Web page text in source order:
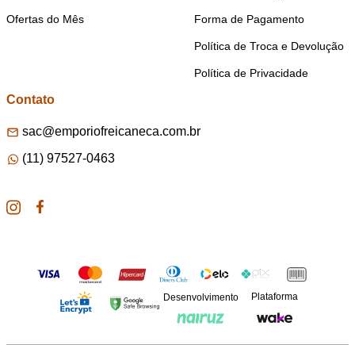
Ofertas do Mês Forma de Pagamento
Política de Troca e Devolução
Política de Privacidade
Contato
sac@emporiofreicaneca.com.br
(11) 97527-0463
Desenvolvimento Plataforma